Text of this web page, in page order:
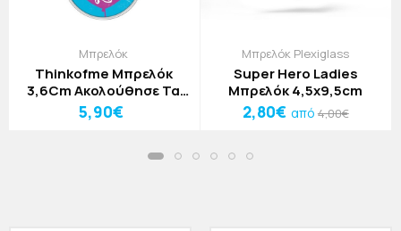
Μπρελόκ
Thinkofme Μπρελόκ
3,6Cm Ακολούθησε Τα
Όνειρά Σου
5,90€
Μπρελόκ Plexiglass
Super Hero Ladies
Μπρελόκ 4,5x9,5cm
2,80€ από 4,00€